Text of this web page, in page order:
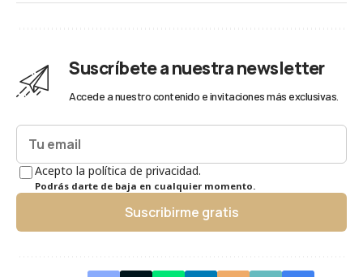
Suscríbete a nuestra newsletter
Accede a nuestro contenido e invitaciones más exclusivas.
Acepto la política de privacidad.
Podrás darte de baja en cualquier momento.
Suscribirme gratis